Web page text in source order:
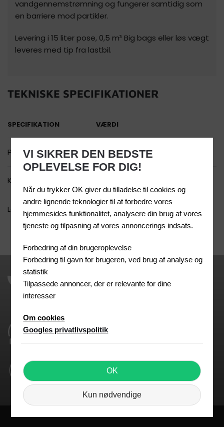
vandgennemstrømning og fungerer samtidig som
en barriere mod partikler.
Levering i 15 liter pose, 0,5 m³ Big bags eller løs vægt
leveres med tip fra lastbil.
TEKNISKE SPECIFIKATIONER
SPECIFIKATION VÆRDI
Produkt Filtergrus
Kornstørrelse
Leveringsmuligheder
15 liter pose, 0,5 m³ big bag &
løsvægt på lastbil
Vi har har den laveste EPD på markedet inden for
mørtelproduktion pga. vores fokus på grøn energi
Vi leverer silosystemer som betyder at vi undgår
emballagespild
Vi leverer i EURO 6 godkendte lastbiler, og dermed
kan vi levere i alle miljøzoner
VI SIKRER DEN BEDSTE
OPLEVELSE FOR DIG!
Når du trykker OK giver du tilladelse til cookies og
andre lignende teknologier til at forbedre vores
hjemmesides funktionalitet, analysere din brug af vores
tjeneste og tilpasning af vores annoncerings indsats.
Forbedring af din brugeroplevelse
Forbedring til gavn for brugeren, ved brug af analyse og
statistik
Tilpassede annoncer, der er relevante for dine
interesser
Om cookies
Googles privatlivspolitik
OK
Kun nødvendige